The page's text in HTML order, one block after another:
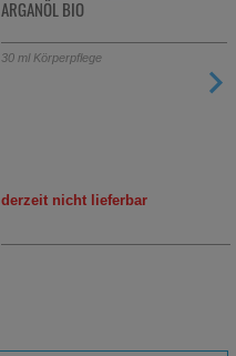
ARGANÖL BIO
30 ml Körperpflege
derzeit nicht lieferbar